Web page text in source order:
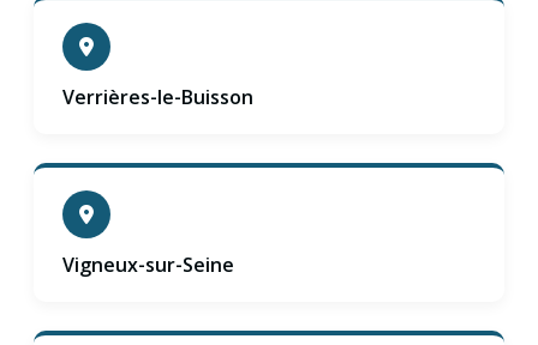
Verrières-le-Buisson
Vigneux-sur-Seine